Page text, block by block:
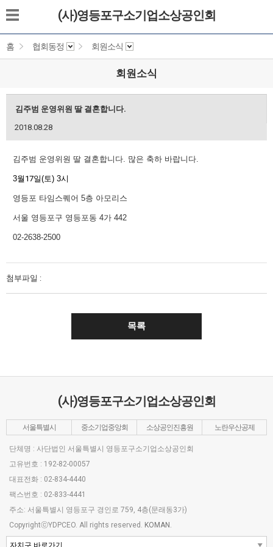
(사)영등포구소기업소상공인회
홈 협회동정 회원소식
회원소식
김주범 운영위원 딸 결혼합니다.
2018.08.28
김주범 운영위원 딸 결혼합니다. 많은 축하 바랍니다.
3월 17일(토) 3시
영등포 타임스퀘어 5층 아모리스
서울 영등포구 영등포동 4가 442
02-2638-2500
첨부파일 :
목록
(사)영등포구소기업소상공인회
서울특별시 중소기업중앙회 소상공인진흥원 노란우산공제
단체명 : 사단법인 서울특별시 영등포구소기업소상공인회
고유번호 : 192-82-00057
대표전화 : 02-834-4440
팩스번호 : 02-833-4441
주소: 서울특별시 영등포구 경인로 759, 4층(문래동3가)
CopyrightⓒYDPCEO. All rights reserved. KOMAN.